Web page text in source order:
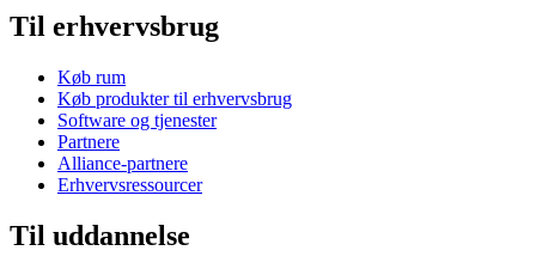
Til erhvervsbrug
Køb rum
Køb produkter til erhvervsbrug
Software og tjenester
Partnere
Alliance-partnere
Erhvervsressourcer
Til uddannelse